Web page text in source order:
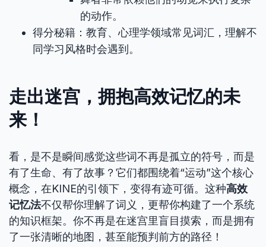
的动作。
得分秘籍：教育、心理学领域常见词汇，理解不
同学习风格时会遇到。
走出迷宫，拥抱高效记忆的未
来！
看，是不是瞬间感觉这些词不再是孤立的符号，而是
有了生命、有了故事？它们都围绕着“运动”这个核心
概念，在KINE的引领下，变得有迹可循。这种高效
记忆法不仅帮你理解了词义，更帮你构建了一个系统
的知识框架。你不再是在迷宫里盲目摸索，而是拥有
了一张清晰的地图，甚至能预判前方的路径！